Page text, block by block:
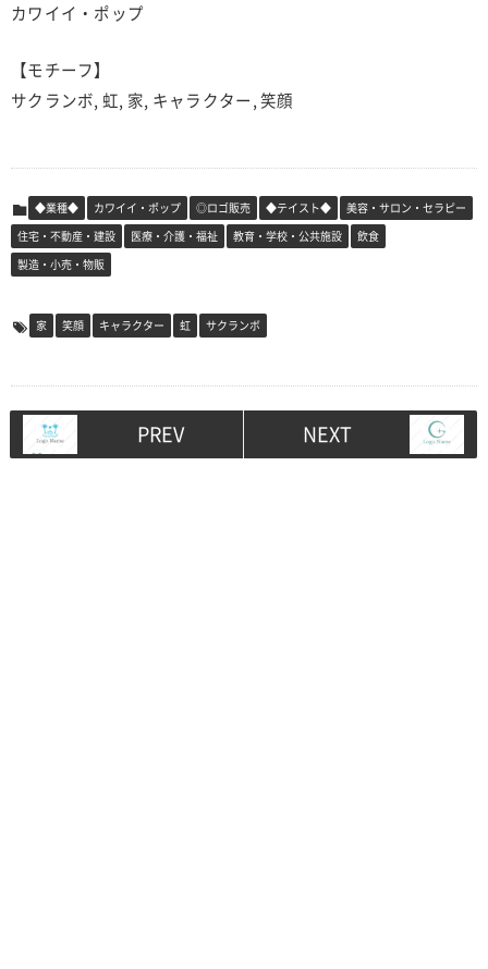
カワイイ・ポップ
【モチーフ】
サクランボ, 虹, 家, キャラクター, 笑顔
◆業種◆ カワイイ・ポップ ◎ロゴ販売 ◆テイスト◆
美容・サロン・セラピー
住宅・不動産・建設
医療・介護・福祉 教育・学校・公共施設
飲食
製造・小売・物販
家 笑顔 キャラクター 虹 サクランボ
PREV NEXT